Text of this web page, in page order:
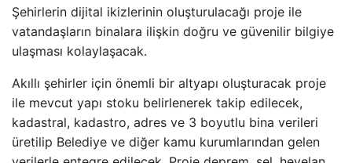
Şehirlerin dijital ikizlerinin oluşturulacağı proje ile
vatandaşların binalara ilişkin doğru ve güvenilir bilgiye
ulaşması kolaylaşacak.
Akıllı şehirler için önemli bir altyapı oluşturacak proje
ile mevcut yapı stoku belirlenerek takip edilecek,
kadastral, kadastro, adres ve 3 boyutlu bina verileri
üretilip Belediye ve diğer kamu kurumlarından gelen